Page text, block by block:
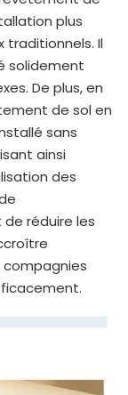
plus
traditionnels. Il
solidement
De plus, en
de sol en
sans
ainsi
des
réduire les